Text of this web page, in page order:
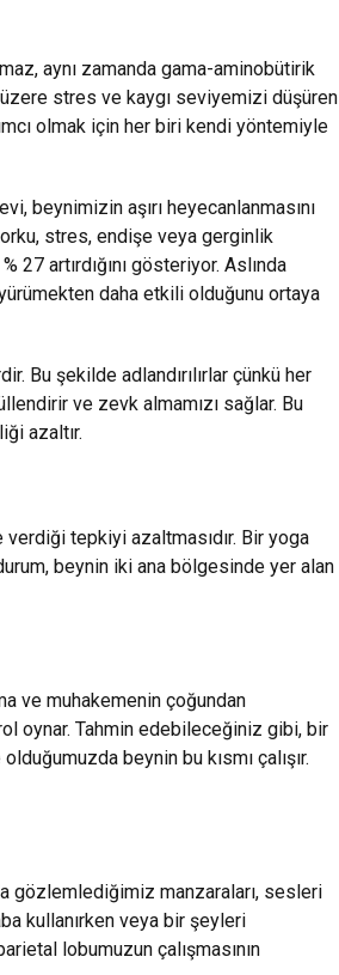
aynı zamanda gama-aminobütirik
stres ve kaygı seviyemizi düşüren
olmak için her biri kendi yöntemiyle
beynimizin aşırı heyecanlanmasını
stres, endişe veya gerginlik
artırdığını gösteriyor. Aslında
daha etkili olduğunu ortaya
Bu şekilde adlandırılırlar çünkü her
ve zevk almamızı sağlar. Bu
azaltır.
tepkiyi azaltmasıdır. Bir yoga
beynin iki ana bölgesinde yer alan
ve muhakemenin çoğundan
oynar. Tahmin edebileceğiniz gibi, bir
beynin bu kısmı çalışır.
gözlemlediğimiz manzaraları, sesleri
kullanırken veya bir şeyleri
lobumuzun çalışmasının